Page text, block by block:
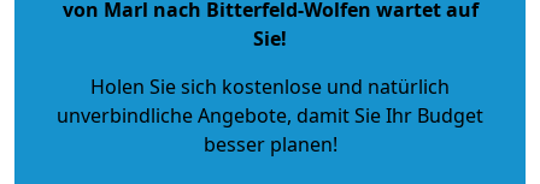
von Marl nach Bitterfeld-Wolfen wartet auf
Sie!
Holen Sie sich kostenlose und natürlich
unverbindliche Angebote, damit Sie Ihr Budget
besser planen!